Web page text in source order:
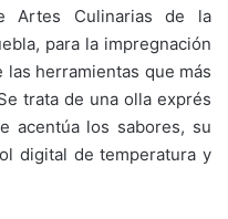
Artes Culinarias de la
para la impregnación
las herramientas que más
trata de una olla exprés
acentúa los sabores, su
digital de temperatura y